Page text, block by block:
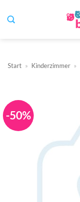
Inhalt
Start » Kinderzimmer »
-50%